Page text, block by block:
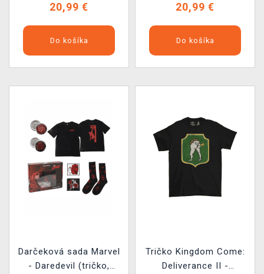
20,99 €
Do košíka
20,99 €
Do košíka
Darčeková sada Marvel
- Daredevil (tričko,
Tričko Kingdom Come:
Deliverance II -